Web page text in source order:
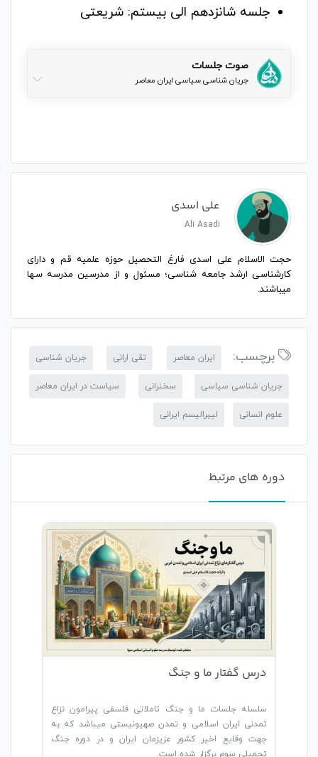
جلسه شانزدهم الی بیستم: شریعتی
صوت جلسات
جریان شناسی سیاسی ایران معاصر
علی اسدی
Ali Asadi
حجت الاسلام علی اسدی فارغ التحصیل حوزه علمیه قم و دارای
کارشناسی ارشد جامعه شناسی؛ مسئول و از مدرسین مدرسه سها
میباشند.
برچسب: ایران معاصر تقی ارانی جریان شناسی
جریان شناسی سیاسی سخنرانی سیاست در ایران معاصر
علوم انسانی لیبرالیسم ایرانی
دوره های مرتبط
درس گفتار ما و جنگ
سلسله جلسات ما و جنگ تاملاتی فلسفی پیرامون نزاع
تمدنی ایران اسلامی و تمدن صهیونیستی میباشد که به
جهت وقایع اخیر کشور عزیزمان ایران و در دوره جنگ
تحمیلی سوم برگزار شده است.